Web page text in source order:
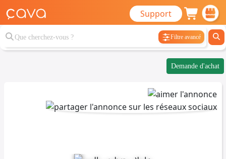
Support
Filtre avancé
Demande d'achat